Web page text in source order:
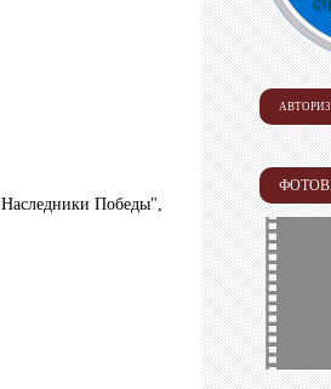
Победы",
Логин
Пароль